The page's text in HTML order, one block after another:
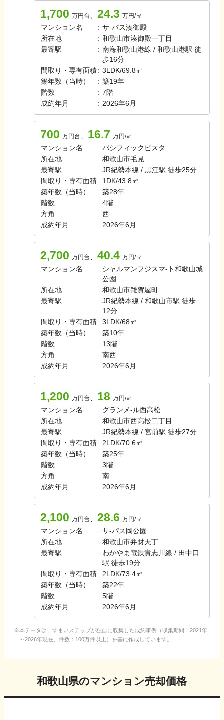
1,700 万円台 24.3 万円/㎡
マンション名 : サ-パス湊御殿
所在地
: 和歌山市湊御殿一丁目
最寄駅
: 南海和歌山港線 / 和歌山港駅 徒
歩16分
間取り・専有面積: 3LDK/69.8㎡
築年数（当時）
: 築19年
階数
: 7 階
成約年月
: 2026年6月
700 万円台 16.7 万円/㎡
マンション名 : パシフィックビスタ
所在地
: 和歌山市毛見
最寄駅
: JR紀勢本線 / 黒江駅 徒歩25分
間取り・専有面積: 1DK/43.8㎡
築年数（当時）
: 築28年
階数
: 4階
方角
: 西
成約年月
: 2026年6月
2,700 万円台 40.4 万円/㎡
マンション名 : シャルマンフジスマ-ト和歌山城
公園
所在地
: 和歌山市雑賀屋町
最寄駅
: JR紀勢本線 / 和歌山市駅 徒歩
12分
間取り・専有面積: 3LDK/68㎡
築年数（当時）
: 築10年
階数
: 13 階
方角
: 南西
成約年月
: 2026年6月
1,200 万円台 18 万円/㎡
マンション名 : グランメ-ル西高松
所在地
: 和歌山市西高松二丁目
最寄駅
: JR紀勢本線 / 宮前駅 徒歩27分
間取り・専有面積: 2LDK/70.6㎡
築年数（当時）
: 築25年
階数
: 3 階
方角
: 南
成約年月
: 2026年6月
2,100 万円台 28.6 万円/㎡
マンション名 : サ-パス岡公園
所在地
: 和歌山市弁財天丁
最寄駅
: わかやま電鉄貴志川線 / 田中口
駅 徒歩19分
間取り・専有面積: 2LDK/73.4㎡
築年数（当時）
: 築22年
階数
: 5階
成約年月
: 2026年6月
本データは、すまいステップが独自に収集した成約事例（収集期間：2021年
～2026年現在、件数：100万件以上）を基に作成しています。
和歌山県のマンション売却価格